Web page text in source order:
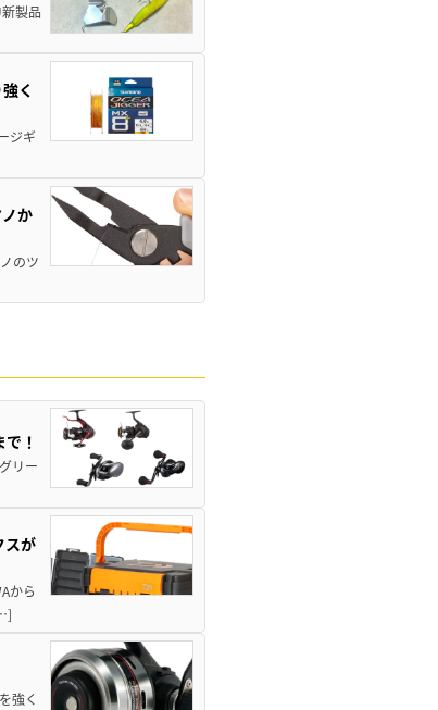
製品
く
ジギ
か
のツ
！
リー
スが
から
強く